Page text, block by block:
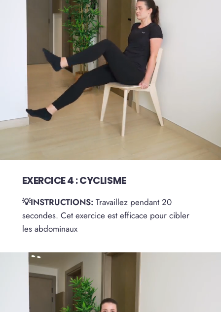
EXERCICE 4 : CYCLISME
💡INSTRUCTIONS: Travaillez pendant 20
secondes. Cet exercice est efficace pour cibler
les abdominaux